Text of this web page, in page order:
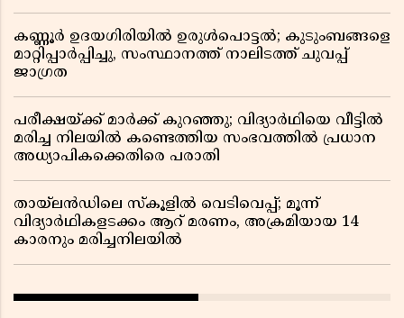
കണ്ണൂർ ഉദയഗിരിയിൽ ഉരുൾപൊട്ടൽ; കുടുംബങ്ങളെ
മാറ്റിപ്പാർപ്പിച്ചു, സംസ്ഥാനത്ത് നാലിടത്ത് ചുവപ്പ്
ജാഗ്രത
പരീക്ഷയ്ക്ക് മാർക്ക് കുറഞ്ഞു; വിദ്യാർഥിയെ വീട്ടിൽ
മരിച്ച നിലയിൽ കണ്ടെത്തിയ സംഭവത്തിൽ പ്രധാന
അധ്യാപികക്കെതിരെ പരാതി
തായ്‌ലൻഡിലെ സ്‌കൂളിൽ വെടിവെപ്പ്; മൂന്ന്
വിദ്യാർഥികളടക്കം ആറ് മരണം, അക്രമിയായ 14
കാരനും മരിച്ചനിലയിൽ